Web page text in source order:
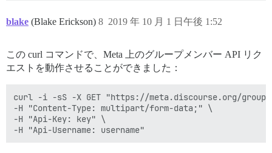
blake (Blake Erickson) 2019 年 10 月 1 日午後 1:52
8
この curl コマンドで、Meta 上のグループメンバー API リク
エストを動作させることができました：
curl -i -sS -X GET "https://meta.discourse.org/
-H "Content-Type: multipart/form-data;" \
-H "Api-Key: key" \